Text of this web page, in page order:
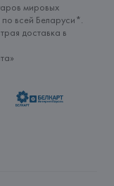
мировых
всей Беларуси*.
доставка в
»